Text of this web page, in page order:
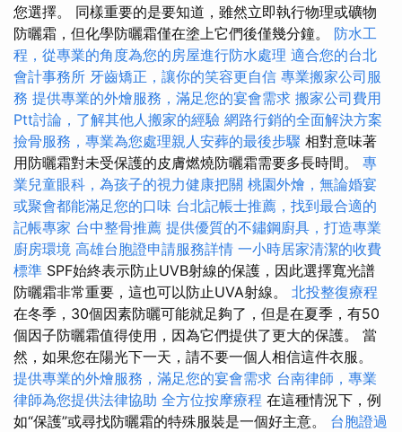
您選擇。 同樣重要的是要知道，雖然立即執行物理或礦物
防曬霜，但化學防曬霜僅在塗上它們後僅幾分鐘。 防水工
程，從專業的角度為您的房屋進行防水處理 適合您的台北
會計事務所 牙齒矯正，讓你的笑容更自信 專業搬家公司服
務 提供專業的外燴服務，滿足您的宴會需求 搬家公司費用
Ptt討論，了解其他人搬家的經驗 網路行銷的全面解決方案
撿骨服務，專業為您處理親人安葬的最後步驟 相對意味著
用防曬霜對未受保護的皮膚燃燒防曬霜需要多長時間。 專
業兒童眼科，為孩子的視力健康把關 桃園外燴，無論婚宴
或聚會都能滿足您的口味 台北記帳士推薦，找到最合適的
記帳專家 台中整骨推薦 提供優質的不鏽鋼廚具，打造專業
廚房環境 高雄台胞證申請服務詳情 一小時居家清潔的收費
標準 SPF始終表示防止UVB射線的保護，因此選擇寬光譜
防曬霜非常重要，這也可以防止UVA射線。 北投整復療程
在冬季，30個因素防曬可能就足夠了，但是在夏季，有50
個因子防曬霜值得使用，因為它們提供了更大的保護。 當
然，如果您在陽光下一天，請不要一個人相信這件衣服。
提供專業的外燴服務，滿足您的宴會需求 台南律師，專業
律師為您提供法律協助 全方位按摩療程 在這種情況下，例
如“保護”或尋找防曬霜的特殊服裝是一個好主意。 台胞證過